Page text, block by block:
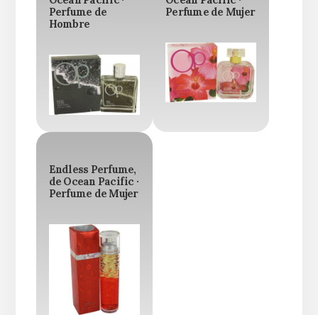
Perfume de
Hombre
Perfume de Mujer
Endless Perfume,
de Ocean Pacific ·
Perfume de Mujer